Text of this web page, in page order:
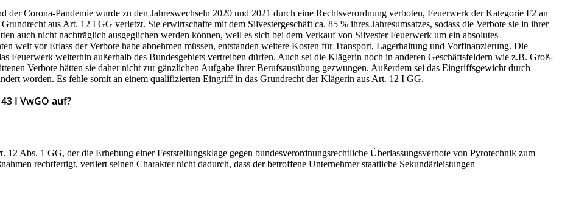
Corona-Pandemie wurde zu den Jahreswechseln 2020 und 2021 durch eine Rechtsverordnung verboten, Feuerwerk der Kategorie F2 an
aus Art. 12 I GG verletzt. Sie erwirtschafte mit dem Silvestergeschäft ca. 85 % ihres Jahresumsatzes, sodass die Verbote sie in ihrer
auch nicht nachträglich ausgeglichen werden können, weil es sich bei dem Verkauf von Silvester Feuerwerk um ein absolutes
weit vor Erlass der Verbote habe abnehmen müssen, entstanden weitere Kosten für Transport, Lagerhaltung und Vorfinanzierung. Die
Feuerwerk weiterhin außerhalb des Bundesgebiets vertreiben dürfen. Auch sei die Klägerin noch in anderen Geschäftsfeldern wie z.B. Groß-
Verbote hätten sie daher nicht zur gänzlichen Aufgabe ihrer Berufsausübung gezwungen. Außerdem sei das Eingriffsgewicht durch
worden. Es fehle somit an einem qualifizierten Eingriff in das Grundrecht der Klägerin aus Art. 12 I GG.
I VwGO auf?
Abs. 1 GG, der die Erhebung einer Feststellungsklage gegen bundesverordnungsrechtliche Überlassungsverbote von Pyrotechnik zum
rechtfertigt, verliert seinen Charakter nicht dadurch, dass der betroffene Unternehmer staatliche Sekundärleistungen